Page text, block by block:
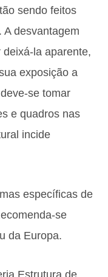
sendo feitos
A desvantagem
la aparente,
exposição a
se tomar
e quadros nas
incide
específicas de
se
da Europa.
Estrutura de